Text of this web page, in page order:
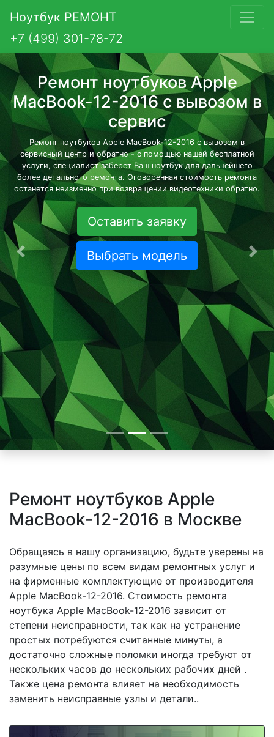
Ноутбук РЕМОНТ
+7 (499) 301-78-72
Ремонт ноутбуков Apple
MacBook-12-2016 с вывозом в
сервис
Ремонт ноутбуков Apple MacBook-12-2016 с вывозом в
сервисный центр и обратно - с помощью нашей бесплатной
услуги, специалист заберет Ваш ноутбук для дальнейшего
более детального ремонта. Оговоренная стоимость ремонта
останется неизменно при возвращении видеотехники обратно.
Оставить заявку
Выбрать модель
Предыдущая
Ремонт ноутбуков Apple
MacBook-12-2016 в Москве
Обращаясь в нашу организацию, будьте уверены на
разумные цены по всем видам ремонтных услуг и
на фирменные комплектующие от производителя
Apple MacBook-12-2016. Стоимость ремонта
ноутбука Apple MacBook-12-2016 зависит от
степени неисправности, так как на устранение
простых потребуются считанные минуты, а
достаточно сложные поломки иногда требуют от
нескольких часов до нескольких рабочих дней .
Также цена ремонта влияет на необходимость
заменить неисправные узлы и детали..